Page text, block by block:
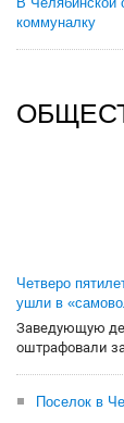
коммуналку
Четверо
ушли в
Заведующую
оштрафовали за
Поселок в